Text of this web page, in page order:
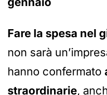
Fare la spesa nel
non sarà
hanno confermato
straordinarie,